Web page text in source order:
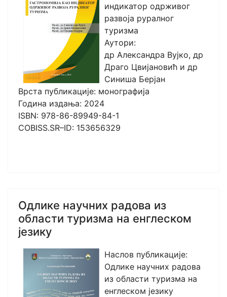
индикатор одрживог
развоја руралног
туризма
Аутори:
др Александра Вујко, др
Драго Цвијановић и др
Синиша Берјан
Врста публикације: монографија
Година издања: 2024
ISBN: 978-86-89949-84-1
COBISS.SR–ID: 153656329
Одлике научних радова из
области туризма на енглеском
језику
Наслов публикације:
Одлике научних радова
из области туризма на
енглеском језику